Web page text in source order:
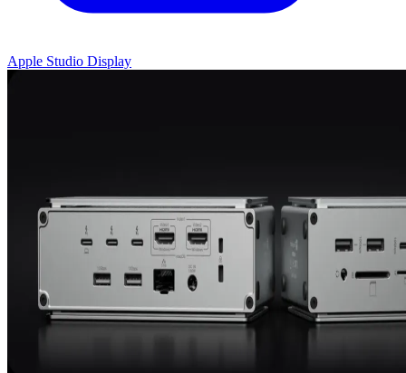
Apple Studio Display